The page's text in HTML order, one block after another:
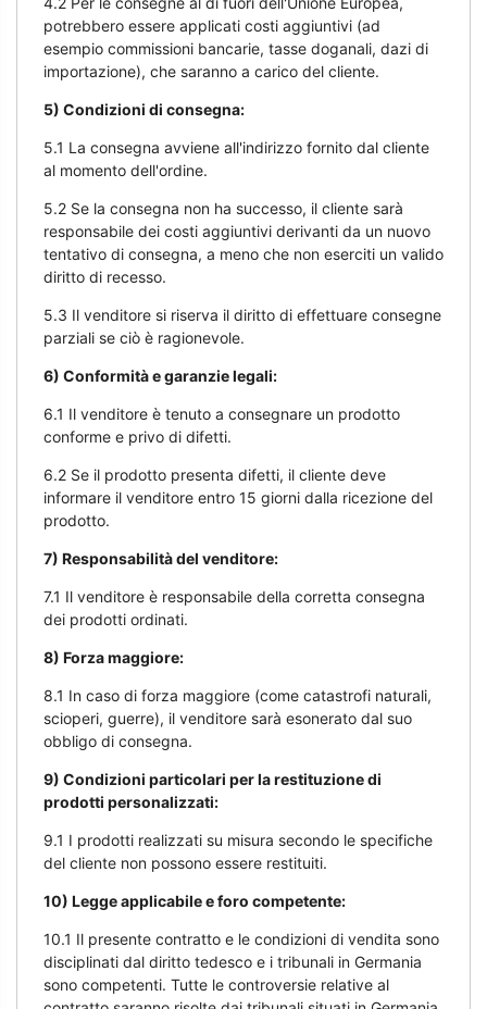
potrebbero essere applicati costi aggiuntivi (ad
esempio commissioni bancarie, tasse doganali, dazi di
importazione), che saranno a carico del cliente.
5) Condizioni di consegna:
5.1 La consegna avviene all'indirizzo fornito dal cliente
al momento dell'ordine.
5.2 Se la consegna non ha successo, il cliente sarà
responsabile dei costi aggiuntivi derivanti da un nuovo
tentativo di consegna, a meno che non eserciti un valido
diritto di recesso.
5.3 Il venditore si riserva il diritto di effettuare consegne
parziali se ciò è ragionevole.
6) Conformità e garanzie legali:
6.1 Il venditore è tenuto a consegnare un prodotto
conforme e privo di difetti.
6.2 Se il prodotto presenta difetti, il cliente deve
informare il venditore entro 15 giorni dalla ricezione del
prodotto.
7) Responsabilità del venditore:
7.1 Il venditore è responsabile della corretta consegna
dei prodotti ordinati.
8) Forza maggiore:
8.1 In caso di forza maggiore (come catastrofi naturali,
scioperi, guerre), il venditore sarà esonerato dal suo
obbligo di consegna.
9) Condizioni particolari per la restituzione di
prodotti personalizzati:
9.1 I prodotti realizzati su misura secondo le specifiche
del cliente non possono essere restituiti.
10) Legge applicabile e foro competente:
10.1 Il presente contratto e le condizioni di vendita sono
disciplinati dal diritto tedesco e i tribunali in Germania
sono competenti. Tutte le controversie relative al